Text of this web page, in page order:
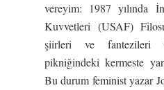
vereyim: 1987 yılında
Kuvvetleri (USAF)
şiirleri ve fantezileri
pikniğindeki kermeste
Bu durum feminist yazar